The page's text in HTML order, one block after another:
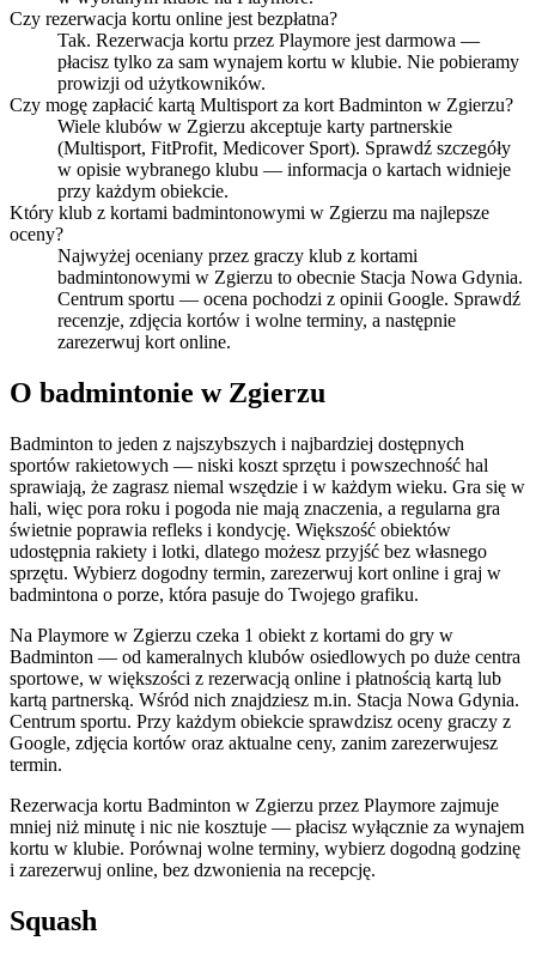
Czy rezerwacja kortu online jest bezpłatna?
Tak. Rezerwacja kortu przez Playmore jest darmowa —
płacisz tylko za sam wynajem kortu w klubie. Nie pobieramy
prowizji od użytkowników.
Czy mogę zapłacić kartą Multisport za kort Badminton w Zgierzu?
Wiele klubów w Zgierzu akceptuje karty partnerskie
(Multisport, FitProfit, Medicover Sport). Sprawdź szczegóły
w opisie wybranego klubu — informacja o kartach widnieje
przy każdym obiekcie.
Który klub z kortami badmintonowymi w Zgierzu ma najlepsze
oceny?
Najwyżej oceniany przez graczy klub z kortami
badmintonowymi w Zgierzu to obecnie Stacja Nowa Gdynia.
Centrum sportu — ocena pochodzi z opinii Google. Sprawdź
recenzje, zdjęcia kortów i wolne terminy, a następnie
zarezerwuj kort online.
O badmintonie w Zgierzu
Badminton to jeden z najszybszych i najbardziej dostępnych
sportów rakietowych — niski koszt sprzętu i powszechność hal
sprawiają, że zagrasz niemal wszędzie i w każdym wieku. Gra się w
hali, więc pora roku i pogoda nie mają znaczenia, a regularna gra
świetnie poprawia refleks i kondycję. Większość obiektów
udostępnia rakiety i lotki, dlatego możesz przyjść bez własnego
sprzętu. Wybierz dogodny termin, zarezerwuj kort online i graj w
badmintona o porze, która pasuje do Twojego grafiku.
Na Playmore w Zgierzu czeka 1 obiekt z kortami do gry w
Badminton — od kameralnych klubów osiedlowych po duże centra
sportowe, w większości z rezerwacją online i płatnością kartą lub
kartą partnerską. Wśród nich znajdziesz m.in. Stacja Nowa Gdynia.
Centrum sportu. Przy każdym obiekcie sprawdzisz oceny graczy z
Google, zdjęcia kortów oraz aktualne ceny, zanim zarezerwujesz
termin.
Rezerwacja kortu Badminton w Zgierzu przez Playmore zajmuje
mniej niż minutę i nic nie kosztuje — płacisz wyłącznie za wynajem
kortu w klubie. Porównaj wolne terminy, wybierz dogodną godzinę
i zarezerwuj online, bez dzwonienia na recepcję.
Squash